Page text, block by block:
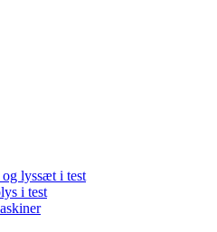
lyssæt i test
i test